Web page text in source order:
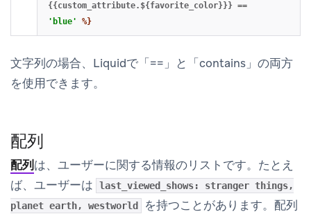
{{custom_attribute.${favorite_color}}} ==
'blue'
%}
文字列の場合、Liquidで「==」と「contains」の両方
を使用できます。
配列
配列 は、ユーザーに関する情報のリストです。たとえ
ば、ユーザーは
last_viewed_shows: stranger things,
planet earth, westworld
を持つことがあります。配列